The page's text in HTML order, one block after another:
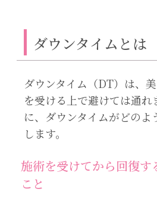
ダウンタイムとは
ダウンタイム（DT）は、
を受ける上で避けては通れ
に、ダウンタイムがどのよ
します。
施術を受けてから回復す
こと